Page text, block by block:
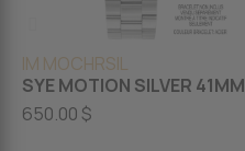
IM MOCHRSIL
SYE MOTION SILVER 41MM
650.00 $